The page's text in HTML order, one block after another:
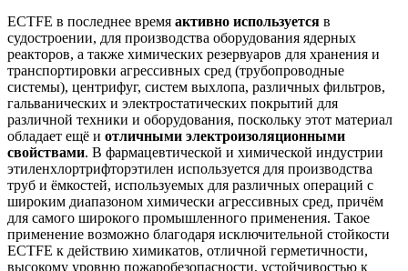
ECTFE в последнее время активно используется в
судостроении, для производства оборудования ядерных
реакторов, а также химических резервуаров для хранения и
транспортировки агрессивных сред (трубопроводные
системы), центрифуг, систем выхлопа, различных фильтров,
гальванических и электростатических покрытий для
различной техники и оборудования, поскольку этот материал
обладает ещё и отличными электроизоляционными
свойствами. В фармацевтической и химической индустрии
этиленхлортрифторэтилен используется для производства
труб и ёмкостей, используемых для различных операций с
широким диапазоном химически агрессивных сред, причём
для самого широкого промышленного применения. Такое
применение возможно благодаря исключительной стойкости
ECTFE к действию химикатов, отличной герметичности,
высокому уровню пожаробезопасности, устойчивостью к